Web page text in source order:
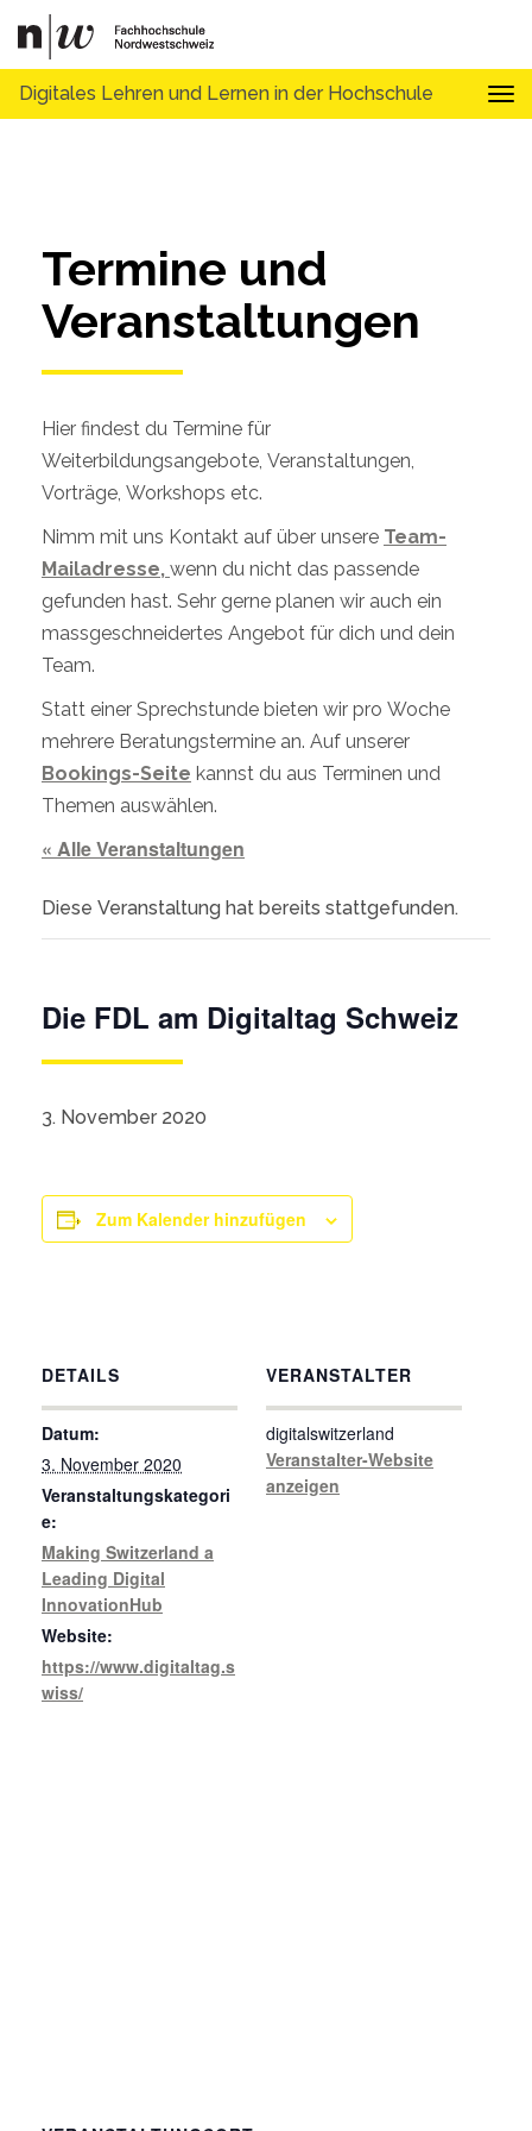
Digitales Lehren und Lernen in der Hochschule
Termine und
Veranstaltungen
Hier findest du Termine für
Weiterbildungsangebote, Veranstaltungen,
Vorträge, Workshops etc.
Nimm mit uns Kontakt auf über unsere Team-
Mailadresse, wenn du nicht das passende
gefunden hast. Sehr gerne planen wir auch ein
massgeschneidertes Angebot für dich und dein
Team.
Statt einer Sprechstunde bieten wir pro Woche
mehrere Beratungstermine an. Auf unserer
Bookings-Seite kannst du aus Terminen und
Themen auswählen.
« Alle Veranstaltungen
Diese Veranstaltung hat bereits stattgefunden.
Die FDL am Digitaltag Schweiz
3. November 2020
Zum Kalender hinzufügen
DETAILS
Datum:
3. November 2020
Veranstaltungskategori
e:
Making Switzerland a
Leading Digital
InnovationHub
Website:
https://www.digitaltag.s
wiss/
VERANSTALTER
digitalswitzerland
Veranstalter-Website
anzeigen